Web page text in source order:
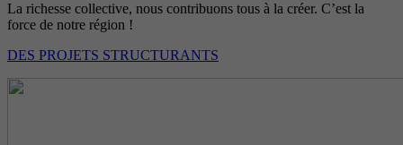
La richesse collective, nous contribuons tous à la créer. C’est la
force de notre région !
DES PROJETS STRUCTURANTS